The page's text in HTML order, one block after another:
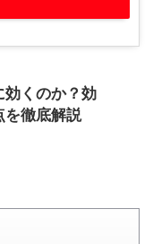
効くのか？効
を徹底解説